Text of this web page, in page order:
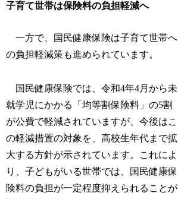
子育て世帯は保険料の負担軽減へ
一方で、国民健康保険は子育て世帯へ
の負担軽減策も進められています。
国民健康保険では、令和4年4月から未
就学児にかかる「均等割保険料」の5割
が公費で軽減されていますが、今後はこ
の軽減措置の対象を、高校生年代まで拡
大する方針が示されています。これによ
り、子どもがいる世帯では、国民健康保
険料の負担が一定程度抑えられることが